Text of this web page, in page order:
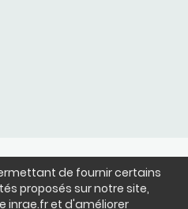
de fournir certains
proposés sur notre site,
inrae.fr et d'améliorer
BlueSkyinstagram
Youtube
X